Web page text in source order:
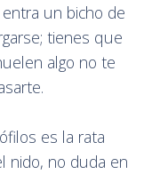
un bicho de
tienes que
algo no te
es la rata
nido, no duda en